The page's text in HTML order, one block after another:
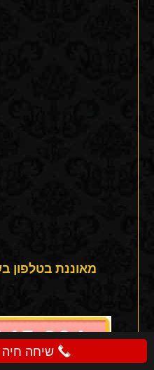
מאוננת בטלפון
שיחה חיה - 03-